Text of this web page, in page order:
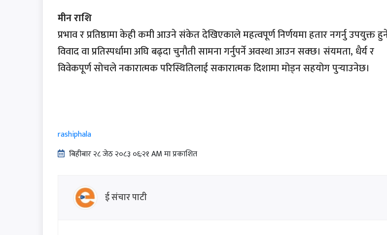
मीन राशि
प्रभाव र प्रतिष्ठामा केही कमी आउने संकेत देखिएकाले महत्वपूर्ण निर्णयमा हतार नगर्नु उपयुक्त
विवाद वा प्रतिस्पर्धामा अघि बढ्दा चुनौती सामना गर्नुपर्ने अवस्था आउन सक्छ। संयमता, धैर्य र
विवेकपूर्ण सोचले नकारात्मक परिस्थितिलाई सकारात्मक दिशामा मोड्न सहयोग पुर्‍याउनेछ।
rashiphala
बिहीबार २८ जेठ २०८३ ०६:२१ AM मा प्रकाशित
ई संचार पाटी